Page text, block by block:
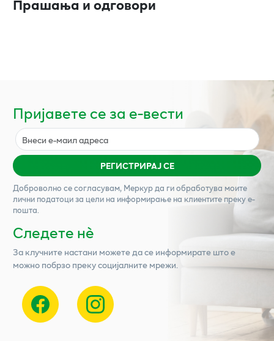
Прашања и одговори
Пријавете се за е-вести
РЕГИСТРИРАЈ СЕ
Доброволно се согласувам, Меркурда ги обработува моите
лични податоци за цели на информирање на клиентите преку е-
пошта.
Следете нѐ
За клучните настани можете да се информирате што е
можно побрзо преку социјалните мрежи.